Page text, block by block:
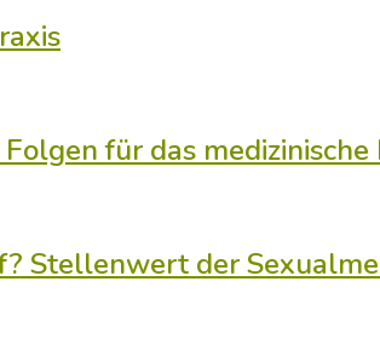
für das medizinische
Stellenwert der